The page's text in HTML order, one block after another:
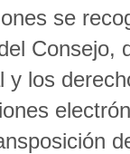
se
y los